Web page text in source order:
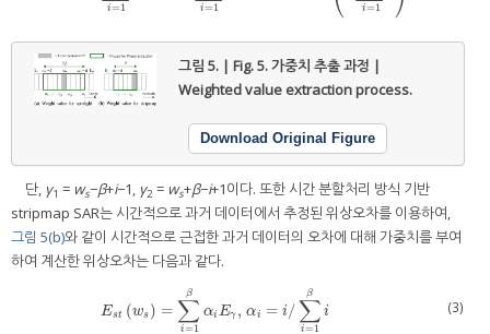
i=1 i=1 i=1
그림 5. | Fig. 5.가중치 추출 과정 |
Weighted value extraction process.
Download Original Figure
단, γ1 = ws−β+i−1, γ2 = ws+β−i+1이다. 또한 시간 분할처리 방식 기반
stripmap SAR는 시간적으로 과거 데이터에서 추정된 위상오차를 이용하여,
그림 5(b)와 같이 시간적으로 근접한 과거 데이터의 오차에 대해 가중치를 부여
하여 계산한 위상오차는 다음과 같다.
Est (ws ) = ∑
i=1
β
αi Eγ , αi = i/ ∑
i=1
β
i
Est(w s)= ∑i= 1 βαiEγ, αi= /∑i =1βi (3)